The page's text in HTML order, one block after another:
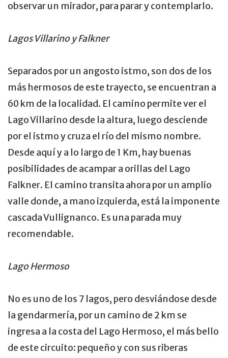
observar un mirador, para parar y contemplarlo.
Lagos Villarino y Falkner
Separados por un angosto istmo, son dos de los
más hermosos de este trayecto, se encuentran a
60 km de la localidad. El camino permite ver el
Lago Villarino desde la altura, luego desciende
por el istmo y cruza el río del mismo nombre.
Desde aquí y a lo largo de 1 Km, hay buenas
posibilidades de acampar a orillas del Lago
Falkner. El camino transita ahora por un amplio
valle donde, a mano izquierda, está la imponente
cascada Vullignanco. Es una parada muy
recomendable.
Lago Hermoso
No es uno de los 7 lagos, pero desviándose desde
la gendarmería, por un camino de 2 km se
ingresa a la costa del Lago Hermoso, el más bello
de este circuito: pequeño y con sus riberas